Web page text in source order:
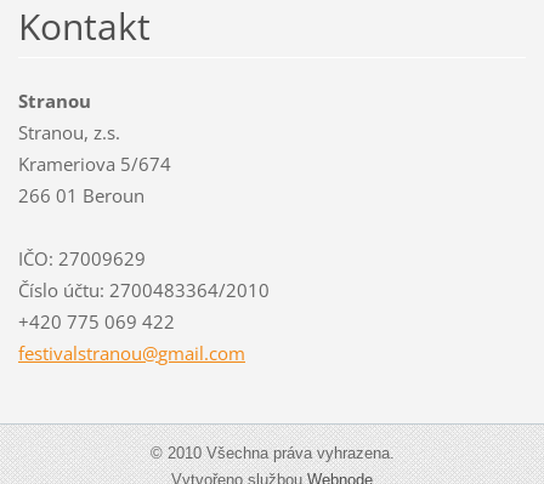
Kontakt
Stranou
Stranou, z.s.
Krameriova 5/674
266 01 Beroun
IČO: 27009629
Číslo účtu: 2700483364/2010
+420 775 069 422
festivalstranou@gmail.com
© 2010 Všechna práva vyhrazena.
Vytvořeno službouWebnode